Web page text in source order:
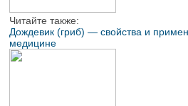
Читайте также:
Дождевик (гриб) — свойства и
медицине